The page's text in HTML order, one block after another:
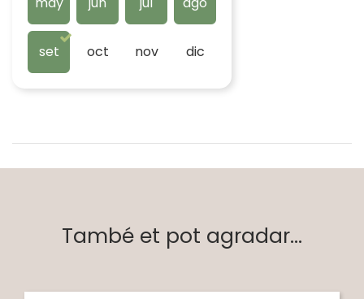
set oct nov dic
També et pot agradar...